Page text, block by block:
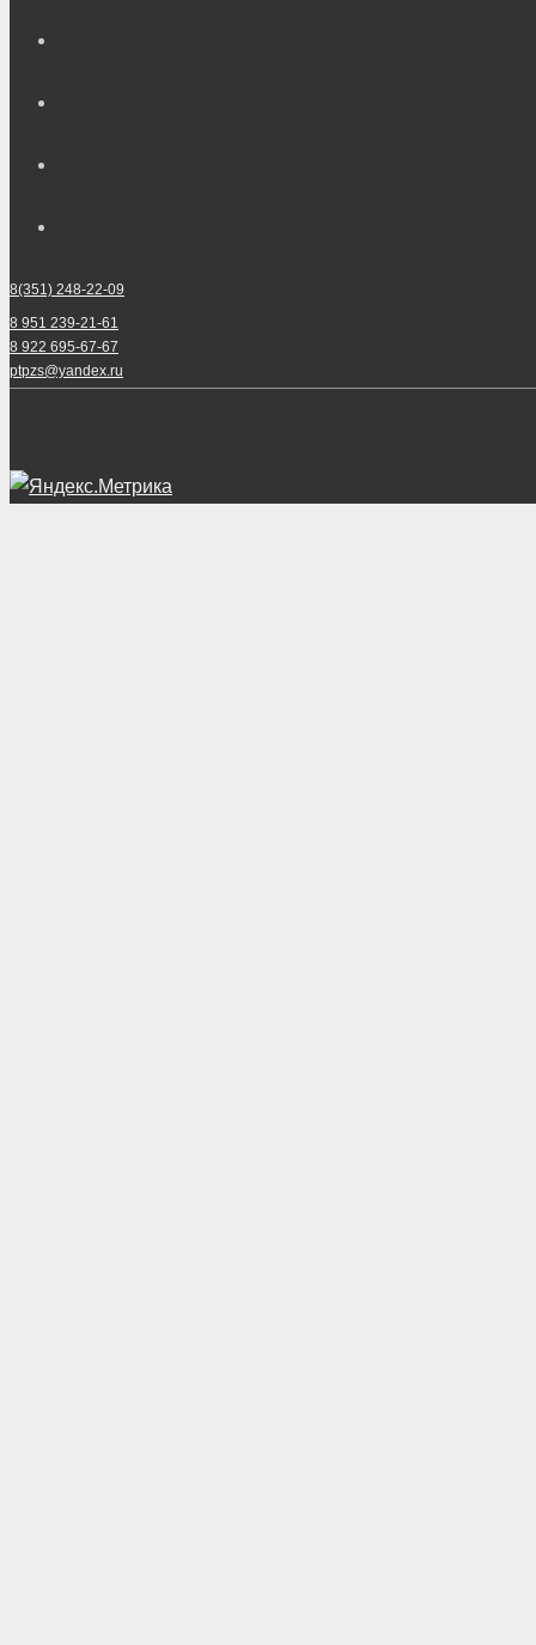
8(351) 248-22-09
8 951 239-21-61
8 922 695-67-67
ptpzs@yandex.ru